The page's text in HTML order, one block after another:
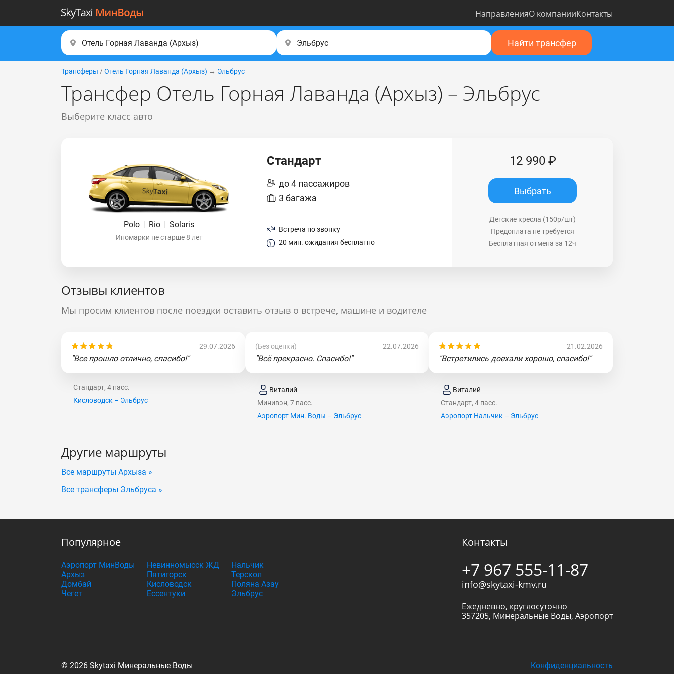
НаправленияО компанииКонтакты
Найти трансфер
Трансферы / Отель Горная Лаванда (Apxыз) → Эльбрус
Трансфер Отель Горная Лаванда (Apxыз) – Эльбрус
Выберите класс авто
Polo | Rio | Solaris
Иномарки не старше 8 лет
Стандарт
до 4 пассажиров
3 багажа
Встреча по звонку
20 мин. ожидания бесплатно
12 990 ₽
Выбрать
Детские кресла (150р/шт)
Предоплата не требуется
Бесплатная отмена за 12ч
Отзывы клиентов
Мы просим клиентов после поездки оставить отзыв о встрече, машине и водителе
29.07.2026
"Все прошло отлично, спасибо!"
Стандарт, 4 пасс.
Кисловодск – Эльбрус
(Без оценки) 22.07.2026
"Всё прекрасно. Спасибо!"
Виталий
Минивэн, 7 пасс.
Аэропорт Мин. Воды – Эльбрус
21.02.2026
"Встретились доехали хорошо, спасибо!"
Виталий
Стандарт, 4 пасс.
Аэропорт Нальчик – Эльбрус
Другие маршруты
Все маршруты Архыза »
Все трансферы Эльбруса »
Популярное
Аэропорт МинВоды
Архыз
Домбай
Чегет
Невинномысск ЖД
Пятигорск
Кисловодск
Ессентуки
Нальчик
Терскол
Поляна Азау
Эльбрус
Контакты
+7 967 555-11-87
info@skytaxi-kmv.ru
Ежедневно, круглосуточно
357205, Минеральные Воды, Аэропорт
© 2026 Skytaxi Минеральные Воды Конфиденциальность